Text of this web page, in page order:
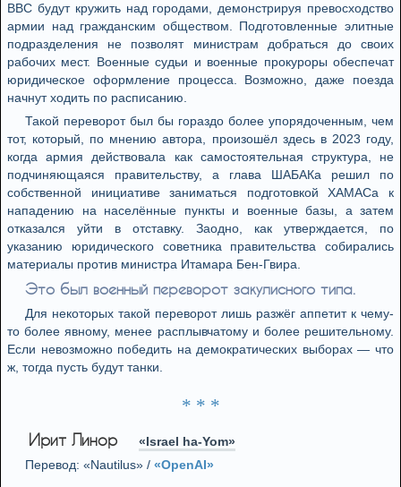
ВВС будут кружить над городами, демонстрируя превосходство
армии над гражданским обществом. Подготовленные элитные
подразделения не позволят министрам добраться до своих
рабочих мест. Военные судьи и военные прокуроры обеспечат
юридическое оформление процесса. Возможно, даже поезда
начнут ходить по расписанию.
Такой переворот был бы гораздо более упорядоченным, чем
тот, который, по мнению автора, произошёл здесь в 2023 году,
когда армия действовала как самостоятельная структура, не
подчиняющаяся правительству, а глава ШАБАКа решил по
собственной инициативе заниматься подготовкой ХАМАСа к
нападению на населённые пункты и военные базы, а затем
отказался уйти в отставку. Заодно, как утверждается, по
указанию юридического советника правительства собирались
материалы против министра Итамара Бен-Гвира.
Это был военный переворот закулисного типа.
Для некоторых такой переворот лишь разжёг аппетит к чему-
то более явному, менее расплывчатому и более решительному.
Если невозможно победить на демократических выборах — что
ж, тогда пусть будут танки.
* * *
Ирит Линор
«Israel ha-Yom»
Перевод: «Nautilus» / «OpenAI»